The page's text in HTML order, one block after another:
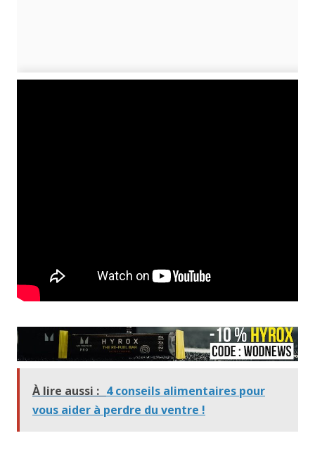
À lire aussi : 4 conseils alimentaires pour
vous aider à perdre du ventre !